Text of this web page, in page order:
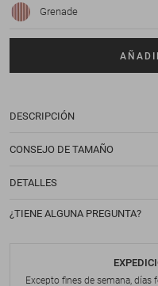
Grenade
DESCRIPCIÓN
CONSEJO DE TAMAÑO
DETALLES
¿TIENE ALGUNA PREGUNTA?
Excepto fines de semana, días